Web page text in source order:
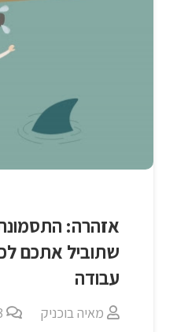
אזהרה:
שתוביל אתכם
עבודה
מאיה בוכניק